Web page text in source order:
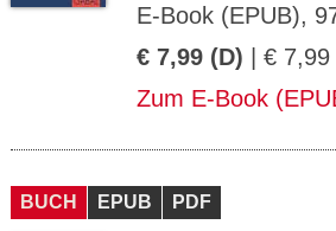
E-Book (EPUB),
€ 7,99 (D) | €
Zum E-Book
BUCH EPUB PDF